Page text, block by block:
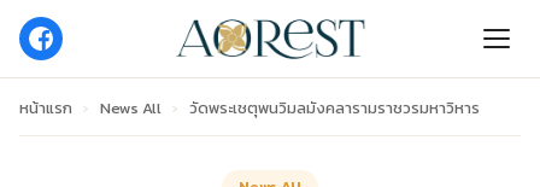
หน้าแรก › News All › วัดพระเชตุพนวิมลมังคลารามราชวรมหาวิหาร